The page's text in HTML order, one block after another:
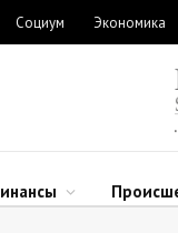
Социум Экономика